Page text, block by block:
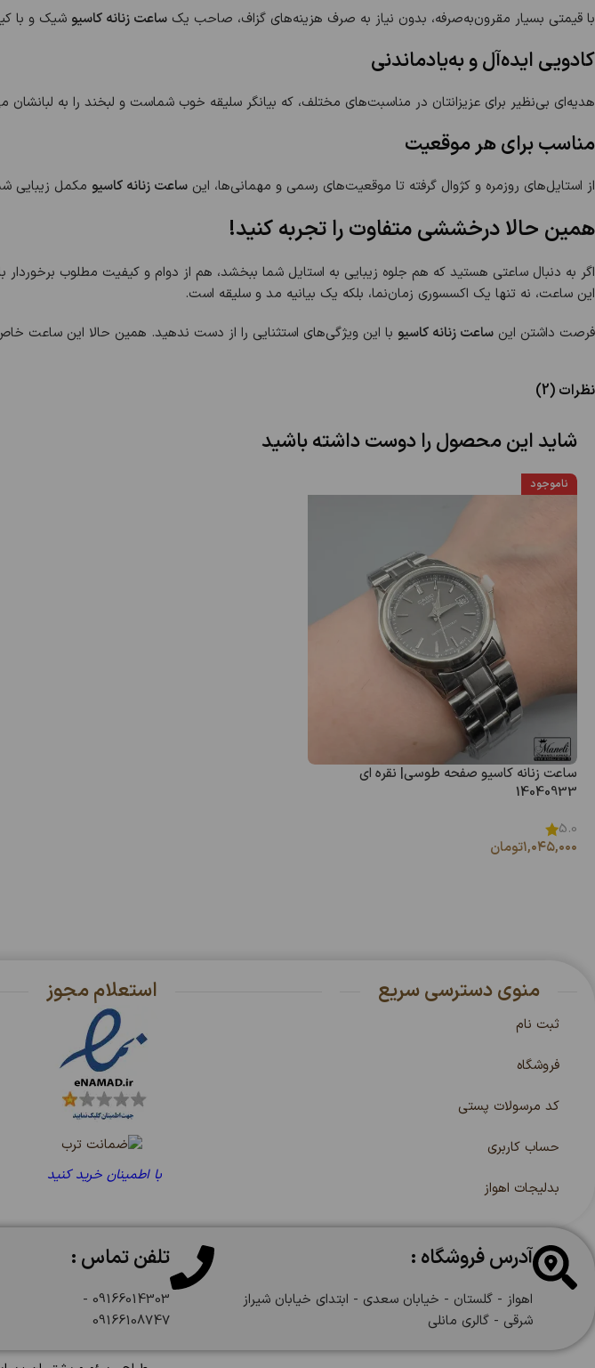
با قیمتی بسیار مقرون‌به‌صرفه، بدون نیاز به صرف هزینه‌های گزاف، صاحب یک ساعت زنانه کاسیو شیک و با
کادویی ایده‌آل و به‌یادماندنی
هدیه‌ای بی‌نظیر برای عزیزانتان در مناسبت‌های مختلف، که بیانگر سلیقه خوب شماست و لبخند را به لبانشان
مناسب برای هر موقعیت
از استایل‌های روزمره و کژوال گرفته تا موقعیت‌های رسمی و مهمانی‌ها، این ساعت زنانه کاسیو مکمل زیبایی
همین حالا درخششی متفاوت را تجربه کنید!
اگر به دنبال ساعتی هستید که هم جلوه زیبایی به استایل شما ببخشد، هم از دوام و کیفیت مطلوب
این ساعت، نه تنها یک اکسسوری زمان‌نما، بلکه یک بیانیه مد و سلیقه است.
فرصت داشتن این ساعت زنانه کاسیو با این ویژگی‌های استثنایی را از دست ندهید. همین حالا این ساعت
نظرات (2)
شاید این محصول را دوست داشته باشید
ناموجود
ساعت زنانه کاسیو صفحه طوسی| نقره ای
14040933
5.0
۱,۰۴۵,۰۰۰تومان
منوی دسترسی سریع
ثبت نام
فروشگاه
کد مرسولات پستی
حساب کاربری
بدلیجات اهواز
استعلام مجوز
با اطمینان خرید کنید
آدرس فروشگاه :
اهواز - گلستان - خیابان سعدی - ابتدای خیابان شیراز
شرقی - گالری مانلی
تلفن تماس :
09166014303 -
09166108747